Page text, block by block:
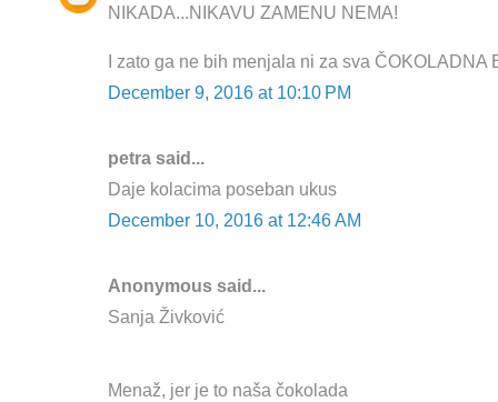
NIKADA...NIKAVU ZAMENU NEMA!
I zato ga ne bih menjala ni za sva ČOKOLADNA
December 9, 2016 at 10:10 PM
petra said...
Daje kolacima poseban ukus
December 10, 2016 at 12:46 AM
Anonymous said...
Sanja Živković
Menaž, jer je to naša čokolada